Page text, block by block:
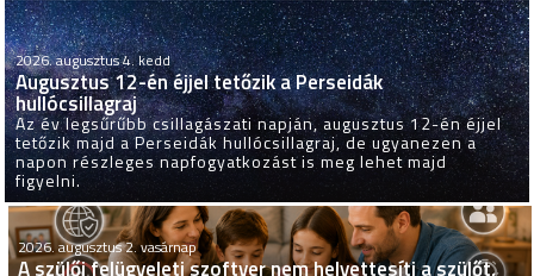
2026. augusztus 4. kedd
Augusztus 12-én éjjel tetőzik a Perseidák
hullócsillagraj
Az év legsűrűbb csillagászati napján, augusztus 12-én éjjel
tetőzik majd a Perseidák hullócsillagraj, de ugyanezen a
napon részleges napfogyatkozást is meg lehet majd
figyelni.
2026. augusztus 2. vasárnap
A szülői felügyeleti szoftver nem helyettesíti a szülőt,